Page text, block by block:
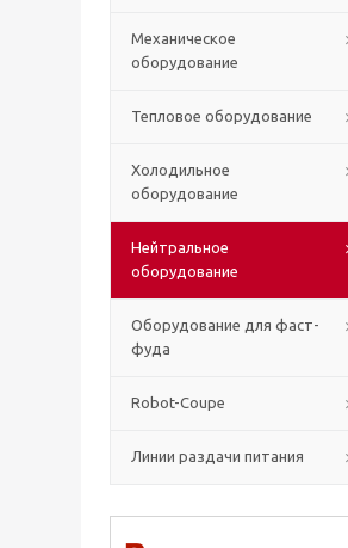
Механическое
оборудование
Тепловое оборудование
Холодильное
оборудование
Нейтральное
оборудование
Оборудование для фаст-
фуда
Robot-Coupe
Линии раздачи питания